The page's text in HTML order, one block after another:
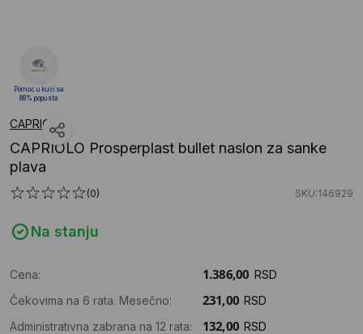
CAPRIOLO
CAPRIOLO Prosperplast bullet naslon za sanke
plava
(0) SKU:146929
Na stanju
Cena:
RSD
Čekovima na 6 rata. Mesečno:
RSD
Administrativna zabrana na 12 rata:
RSD
Pomoć u kući sa
88% popusta